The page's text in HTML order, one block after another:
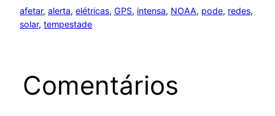
afetar, alerta, elétricas, GPS, intensa, NOAA, pode, redes
solar, tempestade
Comentários